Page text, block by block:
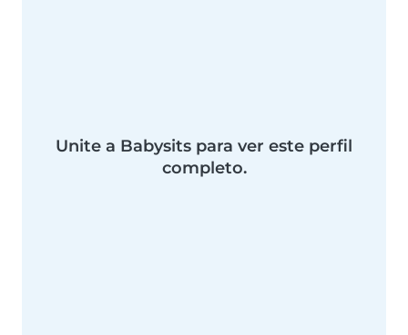
Unite a Babysits para ver este perfil
completo.